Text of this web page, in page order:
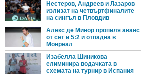
Нестеров, Андреев и Лазаров
излизат на четвъртфиналите
на сингъл в Пловдив
Алекс де Минор пропиля аванс
от сет и 5:2 и отпадна в
Монреал
Изабелла Шиникова
елиминира водачката в
схемата на турнир в Испания